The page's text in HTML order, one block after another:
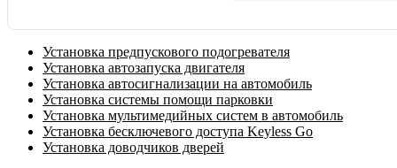
Установка предпускового подогревателя
Установка автозапуска двигателя
Установка автосигнализации на автомобиль
Установка системы помощи парковки
Установка мультимедийных систем в автомобиль
Установка бесключевого доступа Keyless Go
Установка доводчиков дверей